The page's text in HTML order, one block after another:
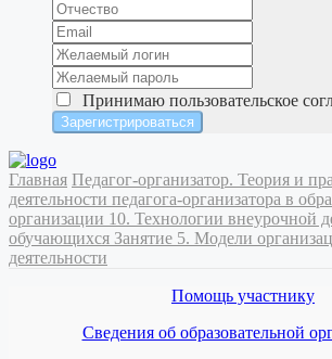
Принимаю пользовательское
Главная Педагог-организатор. Теория и
деятельности педагога-организатора в
организации 10. Технологии внеурочной
обучающихся Занятие 5. Модели
деятельности
Помощь участнику
Сведения об образовательной